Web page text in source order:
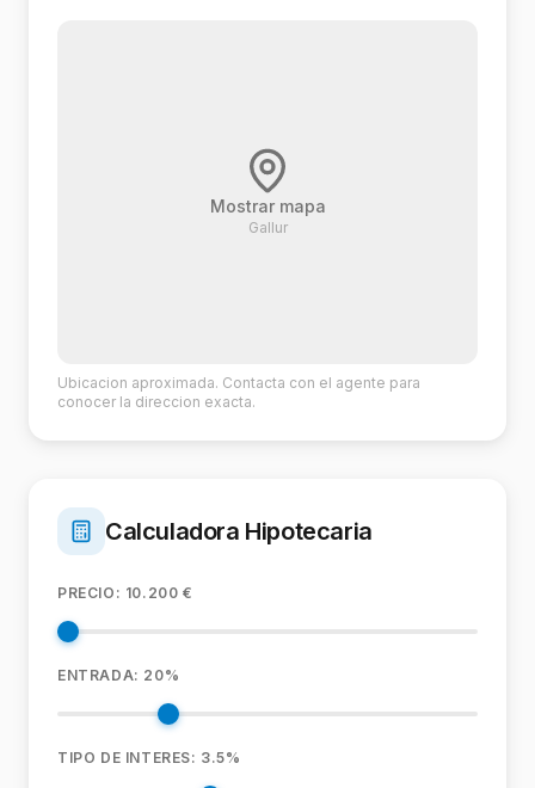
Mostrar mapa
Gallur
Ubicacion aproximada. Contacta con el agente para
conocer la direccion exacta.
Calculadora Hipotecaria
PRECIO: 10.200 €
ENTRADA: 20%
TIPO DE INTERES: 3.5%